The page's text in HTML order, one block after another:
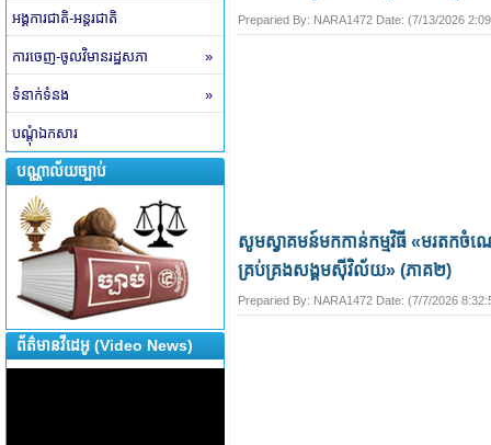
អង្គការជាតិ-អន្តរជាតិ
ការចេញ-ចូលវិមានរដ្ឋសភា »
ទំនាក់ទំនង »
បណ្តុំឯកសារ
បណ្ណាល័យច្បាប់
ព័ត៌មានវីដេអូ (Video News)
Preparied By: NARA1472 Date: (7/13/2026
សូមស្វាគមន៍មកកាន់កម្មវិធី «មរតកចំណ
គ្រប់គ្រងសង្គមស៊ីវិល័យ» (ភាគ២)
Preparied By: NARA1472 Date: (7/7/2026